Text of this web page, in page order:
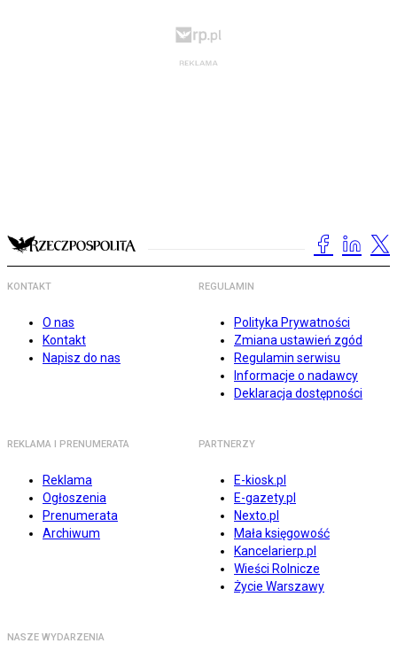
KONTAKT
O nas
Kontakt
Napisz do nas
REGULAMIN
Polityka Prywatności
Zmiana ustawień zgód
Regulamin serwisu
Informacje o nadawcy
Deklaracja dostępności
REKLAMA I PRENUMERATA
Reklama
Ogłoszenia
Prenumerata
Archiwum
PARTNERZY
E-kiosk.pl
E-gazety.pl
Nexto.pl
Mała księgowość
Kancelarierp.pl
Wieści Rolnicze
Życie Warszawy
NASZE WYDARZENIA